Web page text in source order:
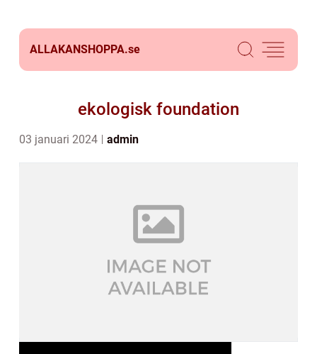
ALLAKANSHOPPA.se
ekologisk foundation
03 januari 2024 admin